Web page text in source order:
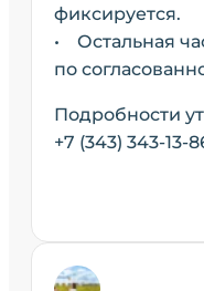
фиксируется.
• Остальная
по
Подробности
+7 (343) 343-13-